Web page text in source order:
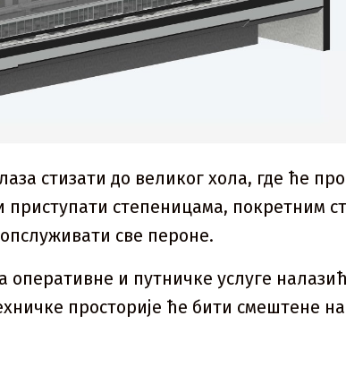
стизати до великог хола, где ће
приступати степеницама, покретним
све пероне.
оперативне и путничке услуге
просторије ће бити смештене